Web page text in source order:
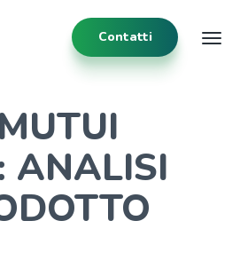
Contatti
ANALISI